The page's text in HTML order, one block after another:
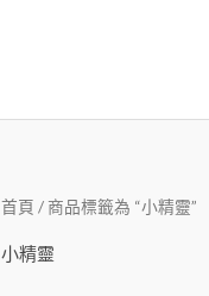
首頁 / 商品標籤為 “小精靈”
小精靈